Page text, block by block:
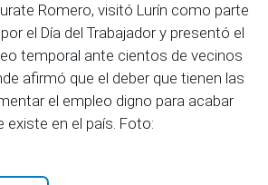
Romero, visitó Lurín como parte
el Día del Trabajador y presentó el
temporal ante cientos de vecinos
afirmó que el deber que tienen las
el empleo digno para acabar
existe en el país. Foto: